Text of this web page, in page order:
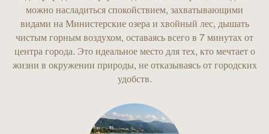
можно насладиться спокойствием, захватывающими
видами на Министерские озера и хвойный лес, дышать
чистым горным воздухом, оставаясь всего в 7 минутах от
центра города. Это идеальное место для тех, кто мечтает о
жизни в окружении природы, не отказываясь от городских
удобств.